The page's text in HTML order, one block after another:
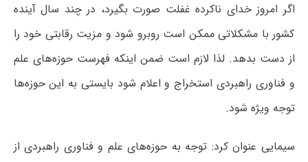
اگر امروز خدای ناکرده غفلت صورت بگیرد، در چند سال آینده
کشور با مشکلاتی ممکن است روبرو شود و مزیت رقابتی خود را
از دست بدهد. لذا لازم است ضمن اینکه فهرست حوزه‌های علم
و فناوری راهبردی استخراج و اعلام شود بایستی به این حوزه‌ها
توجه ویژه شود.
سیمایی عنوان کرد: توجه به حوزه‌های علم و فناوری راهبردی از